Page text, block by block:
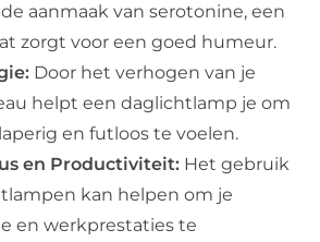
aanmaak van serotonine, een
zorgt voor een goed humeur.
Door het verhogen van je
helpt een daglichtlamp je om
en futloos te voelen.
en Productiviteit: Het gebruik
kan helpen om je
en werkprestaties te